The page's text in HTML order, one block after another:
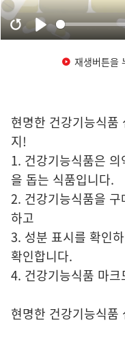
재생버튼을
현명한 건강기능식
지!
1. 건강기능식품은
을 돕는 식품입니다.
2. 건강기능식품을
하고
3. 성분 표시를 확인
확인합니다.
4. 건강기능식품 마
현명한 건강기능식품